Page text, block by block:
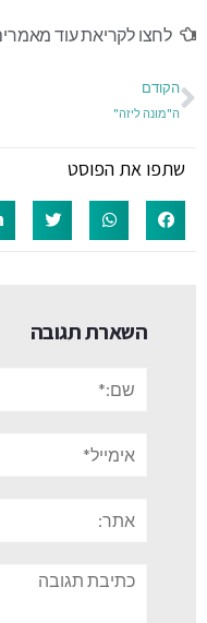
לחצו לקריאת עוד
הקודם
ה"מונה ליזה"
שתפו את הפוסט
השארת תגובה
תגובה